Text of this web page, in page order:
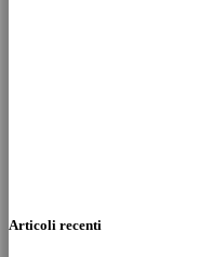
Articoli recenti